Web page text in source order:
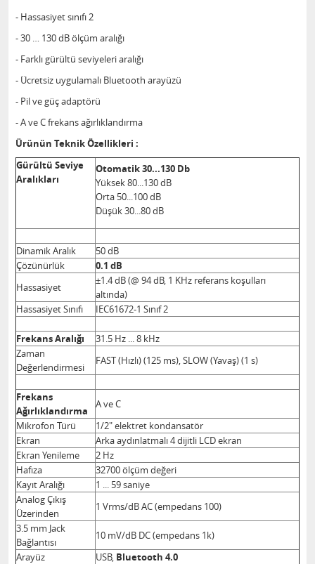
- Hassasiyet sınıfı 2
- 30 … 130 dB ölçüm aralığı
- Farklı gürültü seviyeleri aralığı
- Ücretsiz uygulamalı Bluetooth arayüzü
- Pil ve güç adaptörü
- A ve C frekans ağırlıklandırma
Ürünün Teknik Özellikleri :
Gürültü Seviye
Aralıkları
Otomatik 30...130 Db
Yüksek 80...130 dB
Orta 50...100 dB
Düşük 30...80 dB
Dinamik Aralık
50 dB
Çözünürlük
0.1 dB
Hassasiyet
±1.4 dB (@ 94 dB, 1 KHz referans koşulları
altında)
Hassasiyet Sınıfı
IEC61672-1 Sınıf 2
Frekans Aralığı
31.5 Hz ... 8 kHz
Zaman
Değerlendirmesi
FAST (Hızlı) (125 ms), SLOW (Yavaş) (1 s)
Frekans
Ağırlıklandırma
A ve C
Mikrofon Türü
1/2" elektret kondansatör
Ekran
Arka aydınlatmalı 4 dijitli LCD ekran
Ekran Yenileme
2 Hz
Hafıza
32700 ölçüm değeri
Kayıt Aralığı
1 ... 59 saniye
Analog Çıkış
Üzerinden
1 Vrms/dB AC (empedans 100)
3.5 mm Jack
Bağlantısı
10 mV/dB DC (empedans 1k)
Arayüz
USB, Bluetooth 4.0